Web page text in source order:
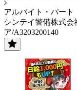
アルバイト・パート
シンテイ警備株式会
ア/A3203200140